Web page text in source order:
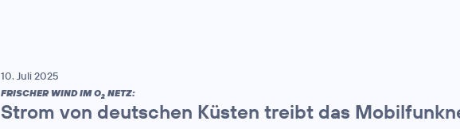
10. Juli 2025
FRISCHER WIND IM O2 NETZ:
Strom von deutschen Küsten treibt das